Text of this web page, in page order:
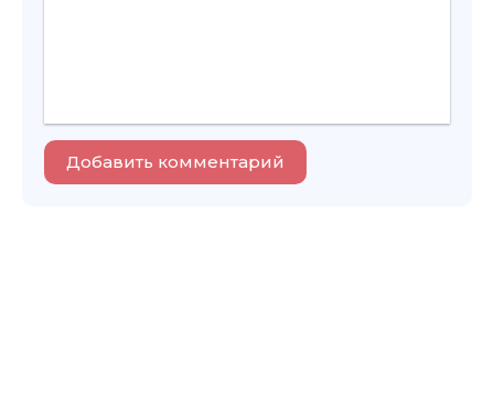
Добавить комментарий